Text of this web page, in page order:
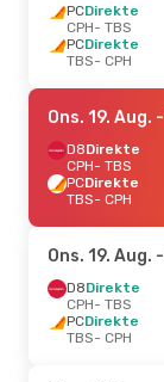
PCDirekte
CPH- TBS
PCDirekte
TBS- CPH
Ons. 19. Aug.
D8Direkte
CPH- TBS
PCDirekte
TBS- CPH
Ons. 19. Aug.
D8Direkte
CPH- TBS
PCDirekte
TBS- CPH